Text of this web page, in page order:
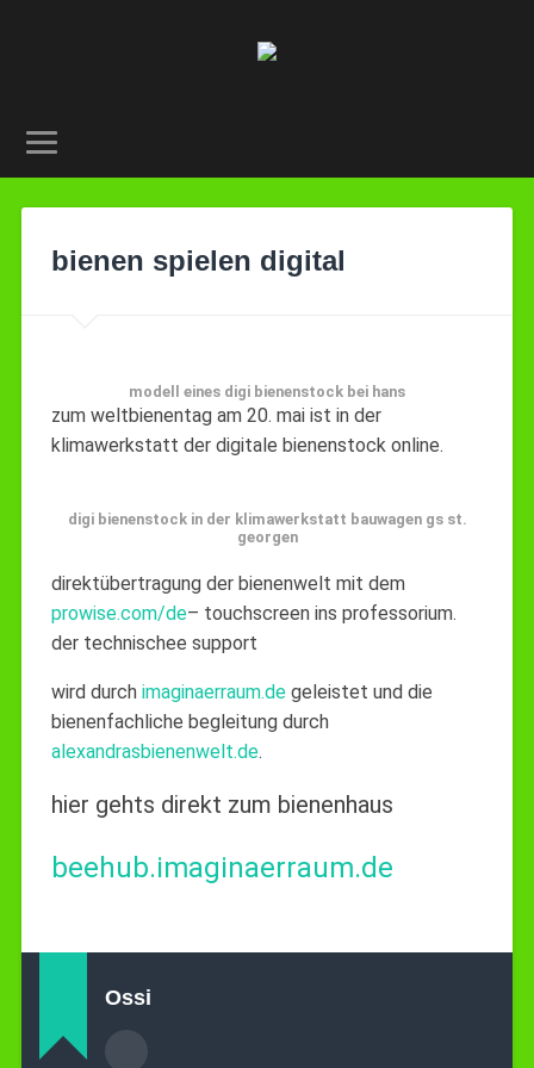
bienen spielen digital
modell eines digi bienenstock bei hans
zum weltbienentag am 20. mai ist in der
klimawerkstatt der digitale bienenstock online.
digi bienenstock in der klimawerkstatt bauwagen gs st.
georgen
direktübertragung der bienenwelt mit dem
prowise.com/de– touchscreen ins professorium.
der technischee support
wird durch imaginaerraum.degeleistet und die
bienenfachliche begleitung durch
alexandrasbienenwelt.de.
hier gehts direkt zum bienenhaus
beehub.imaginaerraum.de
Ossi